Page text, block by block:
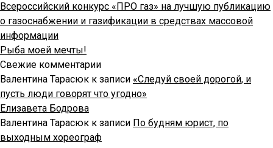
Всероссийский конкурс «ПРО газ» на лучшую публикацию
о газоснабжении и газификации в средствах массовой
информации
Рыба моей мечты!
Свежие комментарии
Валентина Тарасюк к записи «Следуй своей дорогой, и
пусть люди говорят что угодно»
Елизавета Бодрова
Валентина Тарасюк к записи По будням юрист, по
выходным хореограф